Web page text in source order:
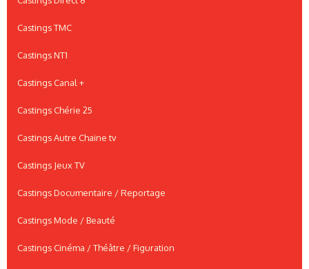
Castings TMC
Castings NT1
Castings Canal +
Castings Chérie 25
Castings Autre Chaine tv
Castings Jeux TV
Castings Documentaire / Reportage
Castings Mode / Beauté
Castings Cinéma / Théâtre / Figuration